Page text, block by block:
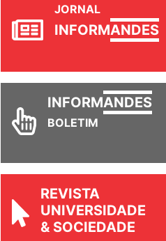
JORNAL
INFORMANDES
INFORMANDES
BOLETIM
REVISTA
UNIVERSIDADE
& SOCIEDADE